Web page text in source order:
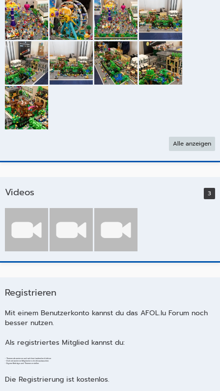
Alle anzeigen
Videos 3
Registrieren
Mit einem Benutzerkonto kannst du das AFOL.lu Forum noch
besser nutzen.
Als registriertes Mitglied kannst du:
- Themen abonnieren und auf dem Laufenden bleiben
- Dich mit anderen Mitgliedern direkt austauschen
- Eigene Beiträge und Themen erstellen
Die Registrierung ist kostenlos.